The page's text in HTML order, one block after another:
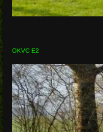
OKVC E2